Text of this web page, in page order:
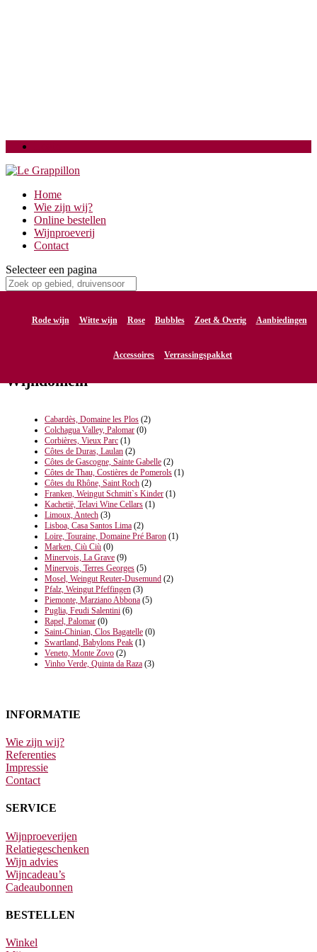
Home
Wie zijn wij?
Online bestellen
Wijnproeverij
Contact
Selecteer een pagina
Rode wijn Witte wijn Rose Bubbles Zoet & Overig Aanbiedingen
Accessoires Verrassingspakket
La Grave (17)
Wijndomein
Cabardès, Domaine les Plos (2)
Colchagua Valley, Palomar (0)
Corbières, Vieux Parc (1)
Côtes de Duras, Laulan (2)
Côtes de Gascogne, Sainte Gabelle (2)
Côtes de Thau, Costières de Pomerols (1)
Côtes du Rhône, Saint Roch (2)
Franken, Weingut Schmitt`s Kinder (1)
Kachetië, Telavi Wine Cellars (1)
Limoux, Antech (3)
Lisboa, Casa Santos Lima (2)
Loire, Touraine, Domaine Pré Baron (1)
Marken, Ciù Ciù (0)
Minervois, La Grave (9)
Minervois, Terres Georges (5)
Mosel, Weingut Reuter-Dusemund (2)
Pfalz, Weingut Pfeffingen (3)
Piemonte, Marziano Abbona (5)
Puglia, Feudi Salentini (6)
Rapel, Palomar (0)
Saint-Chinian, Clos Bagatelle (0)
Swartland, Babylons Peak (1)
Veneto, Monte Zovo (2)
Vinho Verde, Quinta da Raza (3)
INFORMATIE
Wie zijn wij?
Referenties
Impressie
Contact
SERVICE
Wijnproeverijen
Relatiegeschenken
Wijn advies
Wijncadeau’s
Cadeaubonnen
BESTELLEN
Winkel